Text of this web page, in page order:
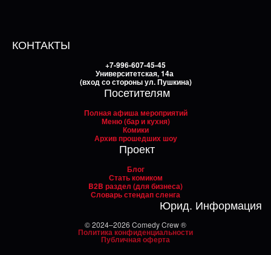
КОНТАКТЫ
+7-996-607-45-45
Университетская, 14а
(вход со стороны ул. Пушкина)
Посетителям
Полная афиша мероприятий
Меню (бар и кухня)
Комики
Архив прошедших шоу
Проект
Блог
Стать комиком
B2B раздел (для бизнеса)
Словарь стендап сленга
Юрид. Информация
© 2024–2026 Comedy Crew ®
Политика конфиденциальности
Публичная оферта